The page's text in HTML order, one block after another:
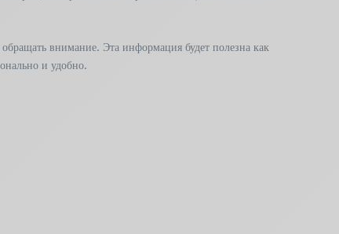
внимание. Эта информация будет полезна как
и удобно.